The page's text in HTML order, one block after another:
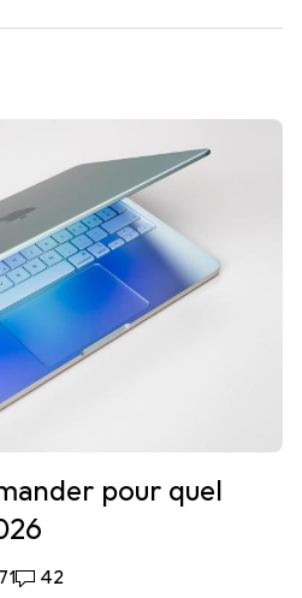
pour quel
7142 commentaires
42